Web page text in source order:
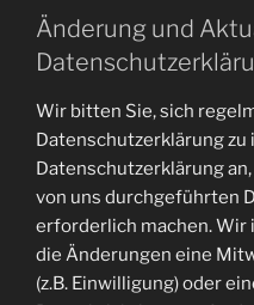
Änderung und
Wir bitten Sie, sich
Datenschutzerklärung
Datenschutzerklärung
von uns durchgeführten
erforderlich machen. Wir
die Änderungen eine
(z.B. Einwilligung) oder